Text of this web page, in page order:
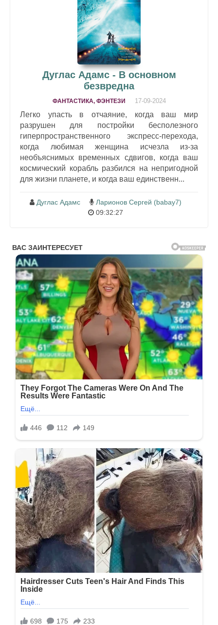
Дуглас Адамс - В основном
безвредна
ФАНТАСТИКА, ФЭНТЕЗИ 17-09-2024
Легко упасть в отчаяние, когда ваш мир
разрушен для постройки бесполезного
гиперпространственного экспресс-перехода,
когда любимая женщина исчезла из-за
необъяснимых временных сдвигов, когда ваш
космический корабль разбился на непригодной
для жизни планете, и когда ваш единственн...
Дуглас Адамс
Ларионов Сергей (babay7)
09:32:27